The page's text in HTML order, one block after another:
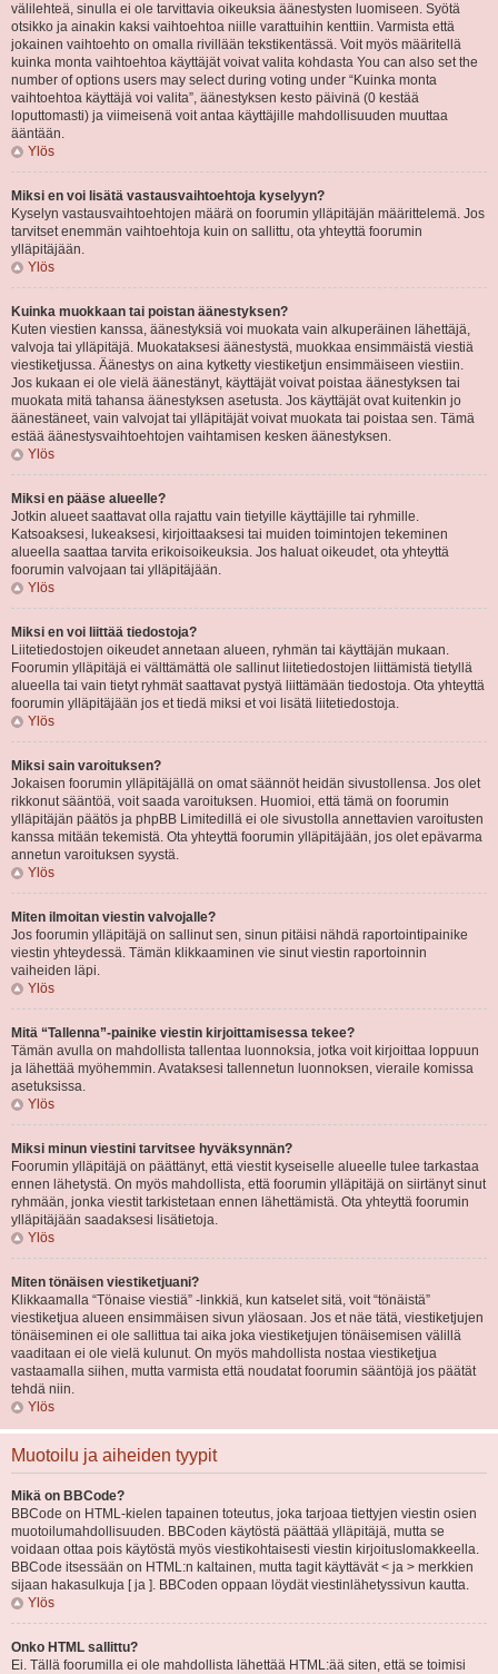
välilehteä, sinulla ei ole tarvittavia oikeuksia äänestysten luomiseen. Syötä
otsikko ja ainakin kaksi vaihtoehtoa niille varattuihin kenttiin. Varmista että
jokainen vaihtoehto on omalla rivillään tekstikentässä. Voit myös määritellä
kuinka monta vaihtoehtoa käyttäjät voivat valita kohdasta You can also set the
number of options users may select during voting under “Kuinka monta
vaihtoehtoa käyttäjä voi valita”, äänestyksen kesto päivinä (0 kestää
loputtomasti) ja viimeisenä voit antaa käyttäjille mahdollisuuden muuttaa
ääntään.
Ylös
Miksi en voi lisätä vastausvaihtoehtoja kyselyyn?
Kyselyn vastausvaihtoehtojen määrä on foorumin ylläpitäjän määrittelemä. Jos
tarvitset enemmän vaihtoehtoja kuin on sallittu, ota yhteyttä foorumin
ylläpitäjään.
Ylös
Kuinka muokkaan tai poistan äänestyksen?
Kuten viestien kanssa, äänestyksiä voi muokata vain alkuperäinen lähettäjä,
valvoja tai ylläpitäjä. Muokataksesi äänestystä, muokkaa ensimmäistä viestiä
viestiketjussa. Äänestys on aina kytketty viestiketjun ensimmäiseen viestiin.
Jos kukaan ei ole vielä äänestänyt, käyttäjät voivat poistaa äänestyksen tai
muokata mitä tahansa äänestyksen asetusta. Jos käyttäjät ovat kuitenkin jo
äänestäneet, vain valvojat tai ylläpitäjät voivat muokata tai poistaa sen. Tämä
estää äänestysvaihtoehtojen vaihtamisen kesken äänestyksen.
Ylös
Miksi en pääse alueelle?
Jotkin alueet saattavat olla rajattu vain tietyille käyttäjille tai ryhmille.
Katsoaksesi, lukeaksesi, kirjoittaaksesi tai muiden toimintojen tekeminen
alueella saattaa tarvita erikoisoikeuksia. Jos haluat oikeudet, ota yhteyttä
foorumin valvojaan tai ylläpitäjään.
Ylös
Miksi en voi liittää tiedostoja?
Liitetiedostojen oikeudet annetaan alueen, ryhmän tai käyttäjän mukaan.
Foorumin ylläpitäjä ei välttämättä ole sallinut liitetiedostojen liittämistä tietyllä
alueella tai vain tietyt ryhmät saattavat pystyä liittämään tiedostoja. Ota yhteyttä
foorumin ylläpitäjään jos et tiedä miksi et voi lisätä liitetiedostoja.
Ylös
Miksi sain varoituksen?
Jokaisen foorumin ylläpitäjällä on omat säännöt heidän sivustollensa. Jos olet
rikkonut sääntöä, voit saada varoituksen. Huomioi, että tämä on foorumin
ylläpitäjän päätös ja phpBB Limitedillä ei ole sivustolla annettavien varoitusten
kanssa mitään tekemistä. Ota yhteyttä foorumin ylläpitäjään, jos olet epävarma
annetun varoituksen syystä.
Ylös
Miten ilmoitan viestin valvojalle?
Jos foorumin ylläpitäjä on sallinut sen, sinun pitäisi nähdä raportointipainike
viestin yhteydessä. Tämän klikkaaminen vie sinut viestin raportoinnin
vaiheiden läpi.
Ylös
Mitä “Tallenna”-painike viestin kirjoittamisessa tekee?
Tämän avulla on mahdollista tallentaa luonnoksia, jotka voit kirjoittaa loppuun
ja lähettää myöhemmin. Avataksesi tallennetun luonnoksen, vieraile komissa
asetuksissa.
Ylös
Miksi minun viestini tarvitsee hyväksynnän?
Foorumin ylläpitäjä on päättänyt, että viestit kyseiselle alueelle tulee tarkastaa
ennen lähetystä. On myös mahdollista, että foorumin ylläpitäjä on siirtänyt sinut
ryhmään, jonka viestit tarkistetaan ennen lähettämistä. Ota yhteyttä foorumin
ylläpitäjään saadaksesi lisätietoja.
Ylös
Miten tönäisen viestiketjuani?
Klikkaamalla “Tönaise viestiä” -linkkiä, kun katselet sitä, voit “tönäistä”
viestiketjua alueen ensimmäisen sivun yläosaan. Jos et näe tätä, viestiketjujen
tönäiseminen ei ole sallittua tai aika joka viestiketjujen tönäisemisen välillä
vaaditaan ei ole vielä kulunut. On myös mahdollista nostaa viestiketjua
vastaamalla siihen, mutta varmista että noudatat foorumin sääntöjä jos päätät
tehdä niin.
Ylös
Muotoilu ja aiheiden tyypit
Mikä on BBCode?
BBCode on HTML-kielen tapainen toteutus, joka tarjoaa tiettyjen viestin osien
muotoilumahdollisuuden. BBCoden käytöstä päättää ylläpitäjä, mutta se
voidaan ottaa pois käytöstä myös viestikohtaisesti viestin kirjoituslomakkeella.
BBCode itsessään on HTML:n kaltainen, mutta tagit käyttävät < ja > merkkien
sijaan hakasulkuja [ ja ]. BBCoden oppaan löydät viestinlähetyssivun kautta.
Ylös
Onko HTML sallittu?
Ei. Tällä foorumilla ei ole mahdollista lähettää HTML:ää siten, että se toimisi